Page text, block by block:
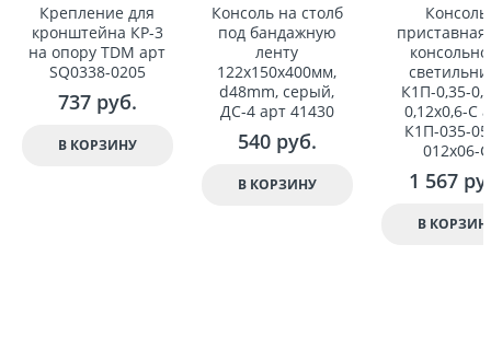
Крепление для
кронштейна КР-3
на опору TDM арт
SQ0338-0205
737 руб.
В КОРЗИНУ
Консоль на столб
под бандажную
ленту
122x150x400мм,
d48mm, серый,
ДС-4 арт 41430
540 руб.
В КОРЗИНУ
Консоль
приставная
К1П-0,35-
0,12x0,6-С
К1П-035-
012x06-С
1 567
В